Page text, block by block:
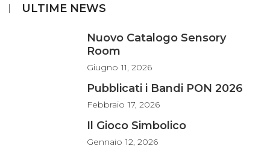
ULTIME NEWS
Nuovo Catalogo Sensory
Room
Giugno 11, 2026
Pubblicati i Bandi PON 2026
Febbraio 17, 2026
Il Gioco Simbolico
Gennaio 12, 2026